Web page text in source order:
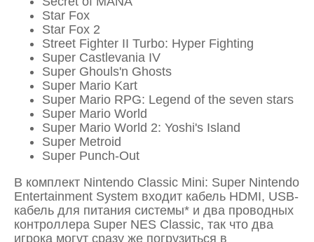
Star Fox
Star Fox 2
Street Fighter II Turbo: Hyper Fighting
Super Castlevania IV
Super Ghouls'n Ghosts
Super Mario Kart
Super Mario RPG: Legend of the seven stars
Super Mario World
Super Mario World 2: Yoshi's Island
Super Metroid
Super Punch-Out
В комплект Nintendo Classic Mini: Super Nintendo
Entertainment System входит кабель HDMI, USB-
кабель для питания системы* и два проводных
контроллера Super NES Classic, так что два
игрока могут сразу же погрузиться в